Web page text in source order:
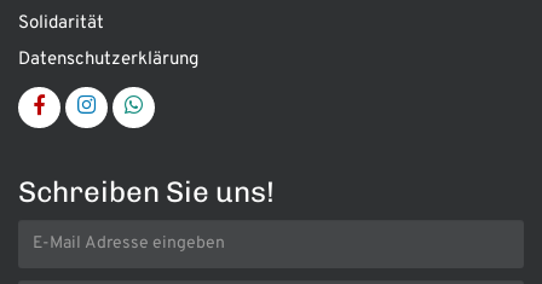
Solidarität
Datenschutzerklärung
Schreiben Sie uns!